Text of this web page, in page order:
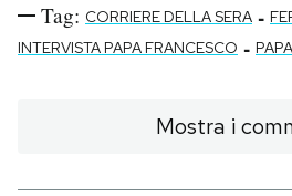
Tag: CORRIERE DELLA SERA -
INTERVISTA PAPA FRANCESCO -
Mostra i